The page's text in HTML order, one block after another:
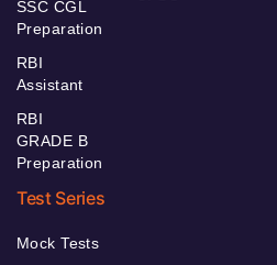
SSC CGL
Preparation
RBI
Assistant
RBI
GRADE B
Preparation
Test Series
Mock Tests